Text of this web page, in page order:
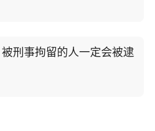
刑事拘留的人一定会被逮